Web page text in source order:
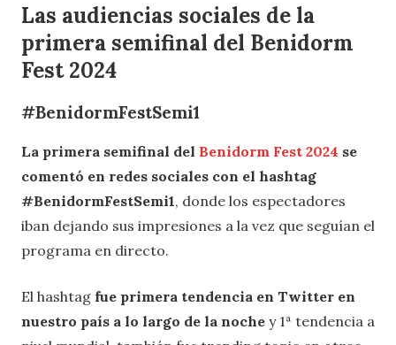
Las audiencias sociales de la
primera semifinal del Benidorm
Fest 2024
#BenidormFestSemi1
La primera semifinal del Benidorm Fest 2024 se
comentó en redes sociales con el hashtag
#BenidormFestSemi1, donde los espectadores
iban dejando sus impresiones a la vez que seguían el
programa en directo.
El hashtag fue primera tendencia en Twitter en
nuestro país a lo largo de la noche y 1ª tendencia a